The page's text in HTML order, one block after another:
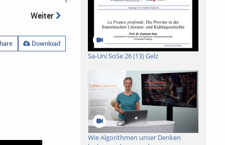
Weiter
Download
Sa-Uni SoSe 26 (13) Gelz
Wie Algorithmen unser Denken